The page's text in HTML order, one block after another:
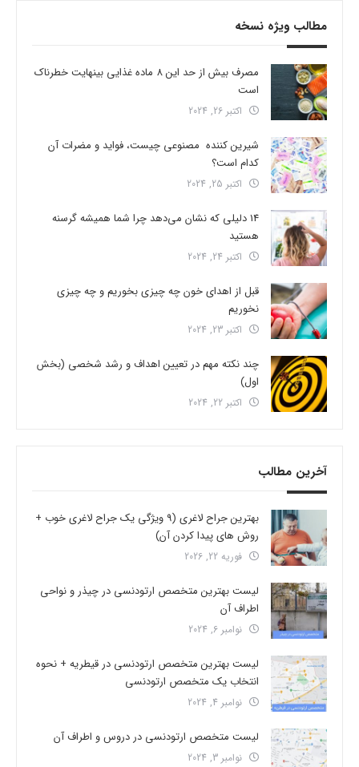
مطالب ویژه نسخه
مصرف بیش از حد این 8 ماده غذایی بینهایت خطرناک
است
اکتبر 26, 2024
شیرین کننده مصنوعی چیست، فواید و مضرات آن
کدام است؟
اکتبر 25, 2024
14 دلیلی که نشان می‌دهد چرا شما همیشه گرسنه
هستید
اکتبر 24, 2024
قبل از اهدای خون چه چیزی بخوریم و چه چیزی
نخوریم
اکتبر 23, 2024
چند نکته مهم در تعیین اهداف و رشد شخصی (بخش
اول)
اکتبر 22, 2024
آخرین مطالب
بهترین جراح لاغری (9 ویژگی یک جراح لاغری خوب +
روش های پیدا کردن آن)
فوریه 22, 2026
لیست بهترین متخصص ارتودنسی در چیذر و نواحی
اطراف آن
نوامبر 6, 2024
لیست بهترین متخصص ارتودنسی در قیطریه + نحوه
انتخاب یک متخصص ارتودنسی
نوامبر 4, 2024
لیست متخصص ارتودنسی در دروس و اطراف آن
نوامبر 3, 2024